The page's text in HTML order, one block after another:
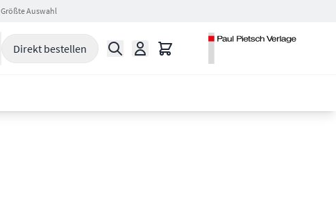
Größte Auswahl
Direkt bestellen Suche Warenkorb